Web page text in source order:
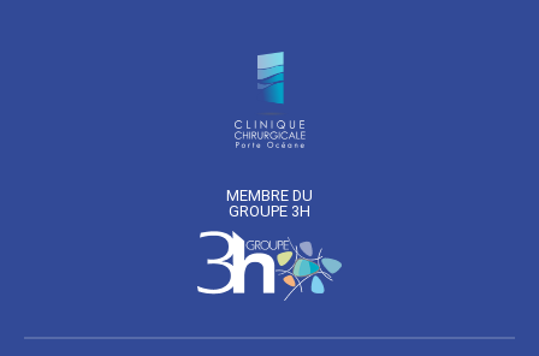
MEMBRE DU
GROUPE 3H